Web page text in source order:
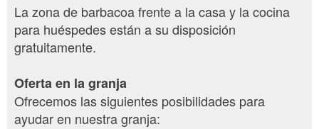
La zona de barbacoa frente a la casa y la cocina
para huéspedes están a su disposición
gratuitamente.
Oferta en la granja
Ofrecemos las siguientes posibilidades para
ayudar en nuestra granja: